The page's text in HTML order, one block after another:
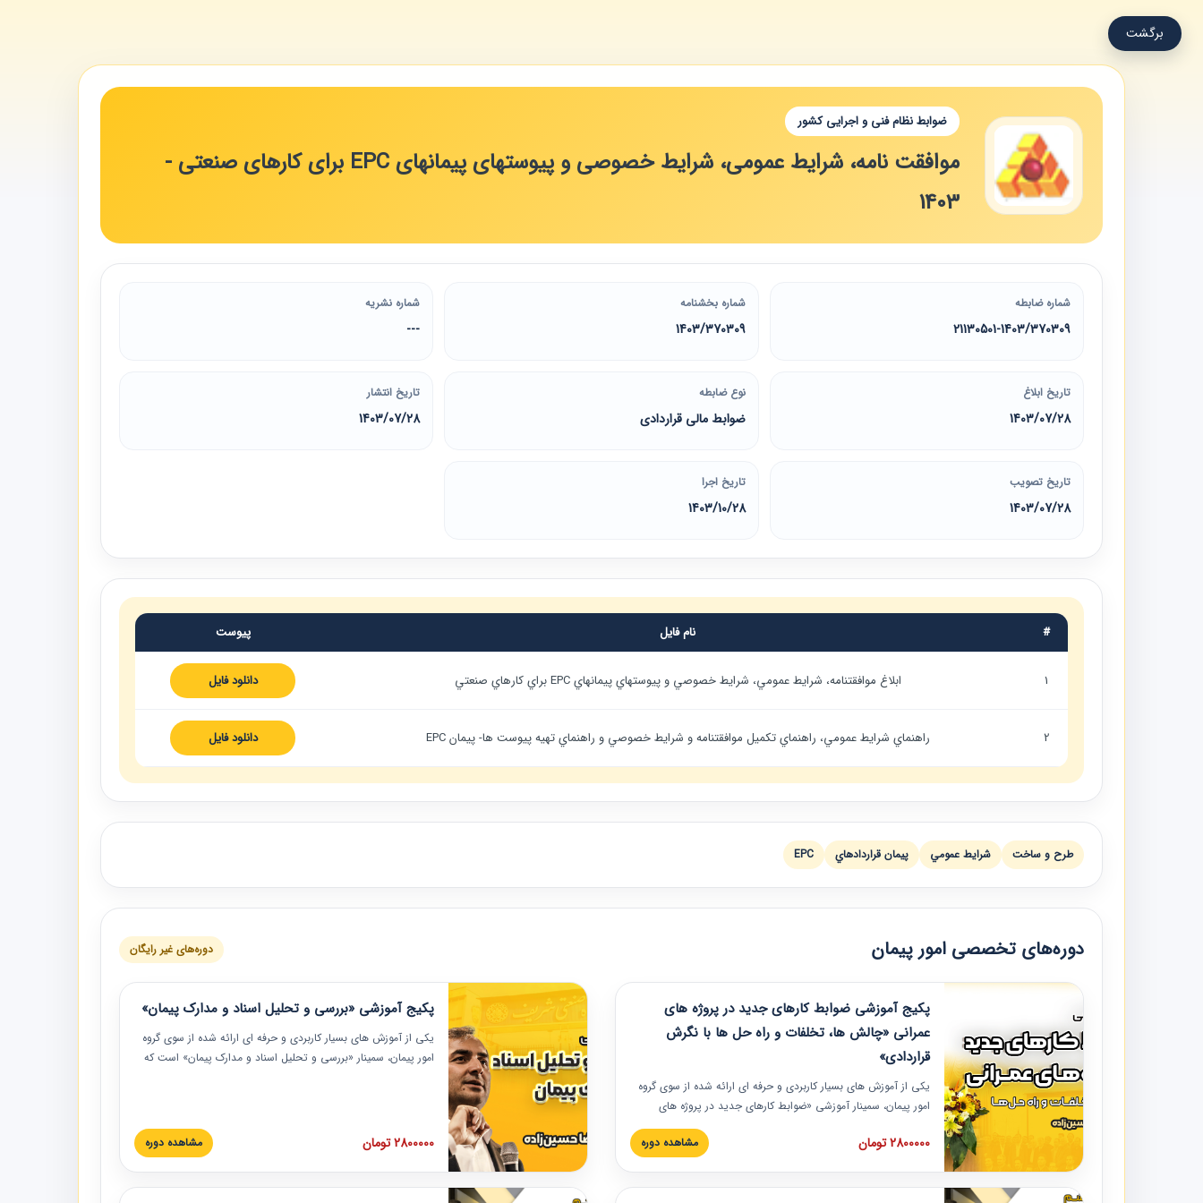
برگشت
ضوابط نظام فنی و اجرایی کشور
موافقت نامه، شرایط عمومی، شرایط خصوصی و پیوستهای پیمانهای EPC برای کارهای صنعتی -
1403
شماره ضابطه
21130501-1403/370309
شماره بخشنامه
1403/370309
شماره نشریه
---
تاریخ ابلاغ
1403/07/28
نوع ضابطه
ضوابط مالی قراردادی
تاریخ انتشار
1403/07/28
تاریخ تصویب
1403/07/28
تاریخ اجرا
1403/10/28
# نام فایل پیوست
1 ابلاغ موافقتنامه، شرايط عمومي، شرايط خصوصي و پيوستهاي پيمانهاي EPC براي كارهاي صنعتي دانلود فایل
2 راهنماي شرايط عمومي، راهنماي تكميل موافقتنامه و شرايط خصوصي و راهنماي تهيه پيوست ها- پيمان EPC دانلود فایل
طرح و ساخت شرايط عمومي پيمان قراردادهاي EPC
دوره‌های تخصصی امور پیمان دوره‌های غیر رایگان
پکیج آموزشی ضوابط کارهای جدید در پروژه های
عمرانی «چالش ها، تخلفات و راه حل ها با نگرش
قراردادی»
یکی از آموزش‏‏‏‏‏‏ های بسیار کاربردی و حرفه‏ ای ارائه شده از سوی گروه
امور پیمان، سمینار آموزشی «ضوابط کارهای جدید در پروژه های
عمرانی» چالش ها، تخلفات و راه حل ها با نگرش قراردادی است که
در محل سندیکای شرکت های ساختمانی کشور ارائه شد. در این
به همراه تجربیات عملی ارائه شده است.
2800000 تومان مشاهده دوره
پکیج آموزشی «بررسی و تحلیل اسناد و مدارک پیمان»
یکی از آموزش‏‏‏‏‏‏ های بسیار کاربردی و حرفه‏ ای ارائه شده از سوی گروه
امور پیمان، سمینار «بررسی و تحلیل اسناد و مدارک پیمان» است که
عملی در این خصوص ارائه شده است.
2800000 تومان مشاهده دوره